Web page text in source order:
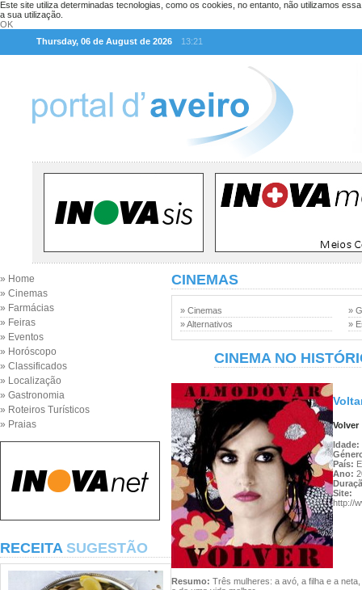
Este site utiliza determinadas tecnologias, como os cookies, no entanto, não utilizamos
a sua utilização.
OK
Thursday, 06 de August de 2026
13:21
» Home
» Cinemas
» Farmácias
» Feiras
» Eventos
» Horóscopo
» Classificados
» Localização
» Gastronomia
» Roteiros Turísticos
» Praias
RECEITA SUGESTÃO
CINEMAS
» Cinemas
» Alternativos
»
»
CINEMA NO
Volver
Idade:
País:
Ano:
Site:
http://
Resumo:Três mulheres: a avó, a filha e a